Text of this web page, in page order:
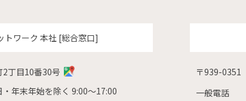
トワーク 本社 [総合窓口]
2丁目10番30号
・年末年始を除く 9:00〜17:00
〒939-0351
一般電話